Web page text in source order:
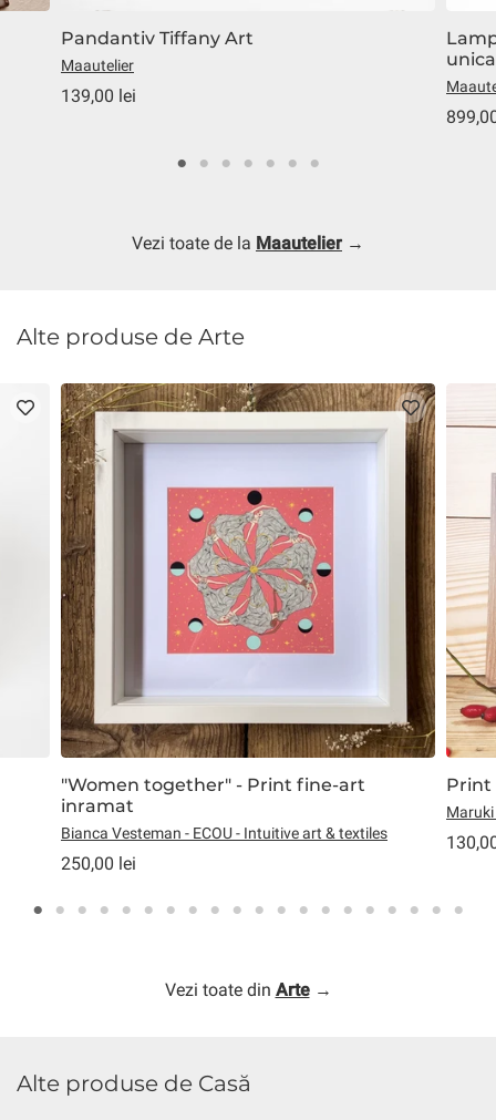
Pandantiv Tiffany Art
Maautelier
139,00 lei
Vezi toate de la Maautelier →
Alte produse de Arte
"Women together" - Print fine-art
inramat
Bianca Vesteman - ECOU - Intuitive art & textiles
250,00 lei
Print
Vezi toate din Arte→
Alte produse de Casă